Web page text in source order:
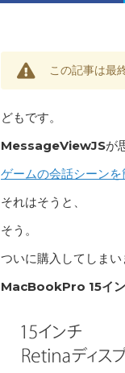
この記事は最
どもです。
MessageViewJSが
ゲームの会話シーン
それはそうと、
そう。
ついに購入してしまい
MacBookPro 15イン